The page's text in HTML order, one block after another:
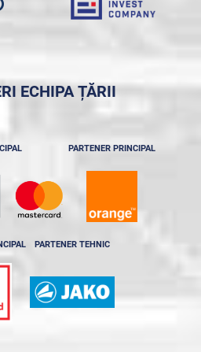
ECHIPA ȚĂRII
PARTENER PRINCIPAL
PARTENER TEHNIC